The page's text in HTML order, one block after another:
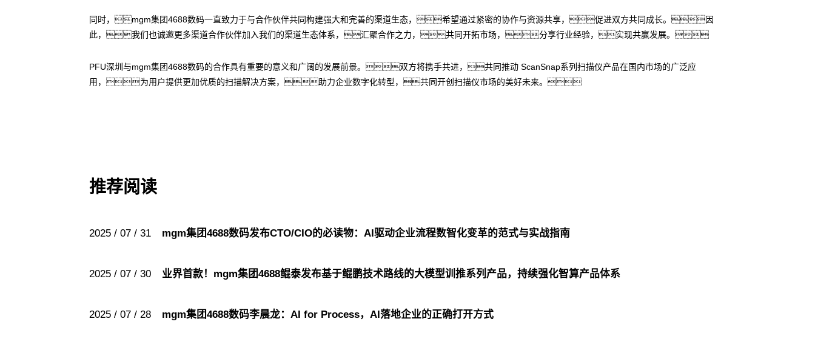
同时，mgm集团4688数码一直致力于与合作伙伴共同构建强大和完善的渠道生态，希望通过紧密的协作与资源共享，促进双方共同成长。因
此，我们也诚邀更多渠道合作伙伴加入我们的渠道生态体系，汇聚合作之力，共同开拓市场，分享行业经验，实现共赢发展。
PFU深圳与mgm集团4688数码的合作具有重要的意义和广阔的发展前景。双方将携手共进，共同推动 ScanSnap系列扫描仪产品在国内市场的广泛应
用，为用户提供更加优质的扫描解决方案，助力企业数字化转型，共同开创扫描仪市场的美好未来。
推荐阅读
2025 / 07 / 31 mgm集团4688数码发布CTO/CIO的必读物：AI驱动企业流程数智化变革的范式与实战指南
2025 / 07 / 30 业界首款！mgm集团4688鲲泰发布基于鲲鹏技术路线的大模型训推系列产品，持续强化智算产品体系
2025 / 07 / 28 mgm集团4688数码李晨龙：AI for Process，AI落地企业的正确打开方式